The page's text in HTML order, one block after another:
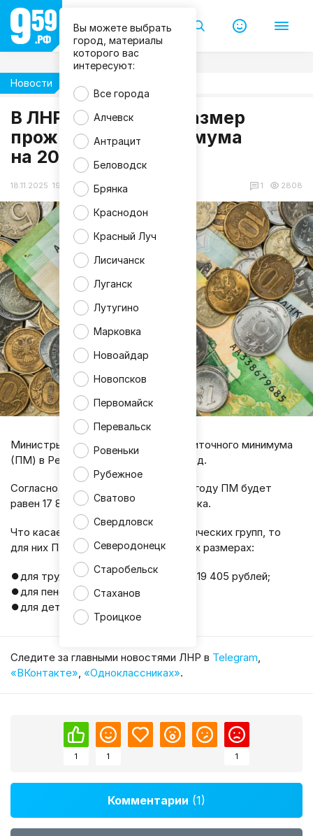
Вы можете выбрать
город, материалы
которого вас
интересуют:
Все города
Алчевск
Антрацит
Беловодск
Брянка
Краснодон
Красный Луч
Лисичанск
Луганск
Лутугино
Марковка
Новоайдар
Новопсков
Первомайск
Перевальск
Ровеньки
Рубежное
Сватово
Свердловск
Северодонецк
Старобельск
Стаханов
Троицкое
Новости
В ЛНР установлен размер
прожиточного минимума
на 2026 год
18.11.2025 19:53 1 2808
F
r
e
e
p
k
Министры установили размер прожиточного минимума
(ПМ) в Республике на следующий год.
Согласно документу, в следующем году ПМ будет
равен 17 803 рубля на одного человека.
Что касается социально-демографических групп, то
для них ПМ установлен в следующих размерах:
⏺для трудоспособного населения - 19 405 рублей;
⏺для пенсионеров - 15 311 рублей;
⏺для детей - 17 269 рублей.
Cледите за главными новостями ЛНР в Telegram
«ВКонтакте» «Одноклассниках».
1 1 1
Комментарии (1)